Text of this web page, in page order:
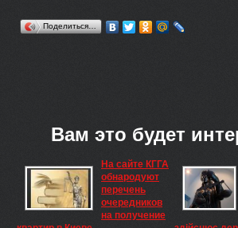
Поделиться…
Вам это будет
На сайте КГГА
обнародуют
перечень
очередников
на получение